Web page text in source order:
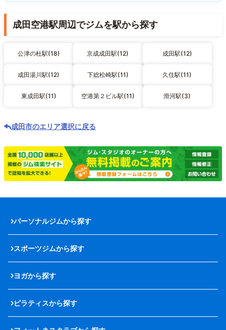
成田空港駅周辺でジムを駅から探す
公津の杜駅(18) 京成成田駅(12) 成田駅(12)
成田湯川駅(12) 下総松崎駅(11) 久住駅(11)
東成田駅(11) 空港第２ビル駅(11) 滑河駅(3)
成田市のエリア選択に戻る
パーソナルジムから探す
スポーツジムから探す
ヨガから探す
ピラティスから探す